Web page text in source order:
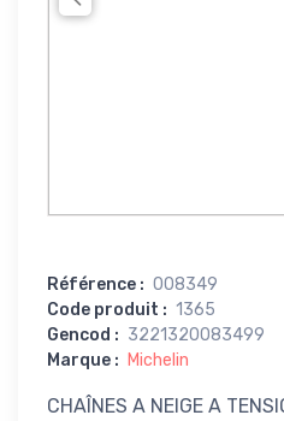
Référence : 008349
Code produit : 1365
Gencod : 3221320083499
Marque : Michelin
CHAÎNES A NEIGE A